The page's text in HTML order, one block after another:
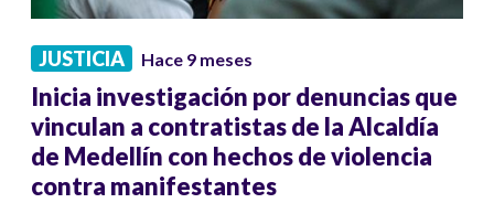
JUSTICIA Hace 9 meses
Inicia investigación por denuncias que
vinculan a contratistas de la Alcaldía
de Medellín con hechos de violencia
contra manifestantes